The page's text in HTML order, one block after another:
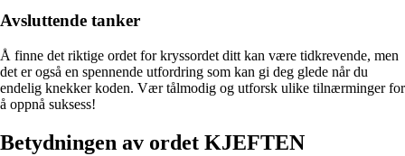
Avsluttende tanker
Å finne det riktige ordet for kryssordet ditt kan være tidkrevende, men
det er også en spennende utfordring som kan gi deg glede når du
endelig knekker koden. Vær tålmodig og utforsk ulike tilnærminger for
å oppnå suksess!
Betydningen av ordet KJEFTEN